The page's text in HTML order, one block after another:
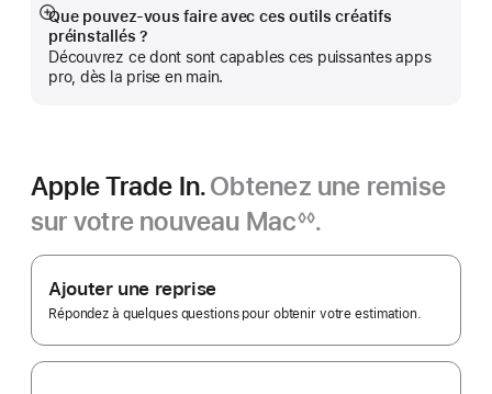
fenêtre)
Que pouvez-vous faire avec ces outils créatifs
préinstallés ?
Découvrez ce dont sont capables ces puissantes apps
pro, dès la prise en main.
Afficher
plus
Apple Trade In.Obtenez une remise
sur votre nouveau Mac
de
de
page
◊◊.
Apple
Trade In.
Ajouter une reprise
Répondez à quelques questions pour obtenir votre estimation.